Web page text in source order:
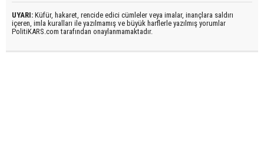
UYARI: Küfür, hakaret, rencide edici cümleler veya imalar, inançlara saldırı
içeren, imla kuralları ile yazılmamış ve büyük harflerle yazılmış yorumlar
PolitiKARS.com tarafından onaylanmamaktadır.